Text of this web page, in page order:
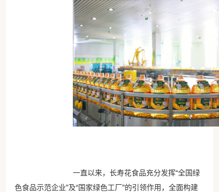
一直以来，长寿花食品充分发挥“全国绿
色食品示范企业”及“国家绿色工厂”的引领作用，全面构建